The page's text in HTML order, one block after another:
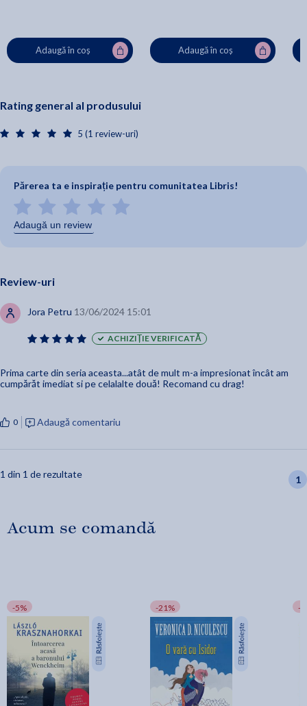
Adaugă în coș Adaugă în coș
Rating general al produsului
5 (1 review-uri)
Părerea ta e inspirație pentru comunitatea Libris!
Adaugă un review
Review-uri
Jora Petru 13/06/2024 15:01
ACHIZIȚIE VERIFICATĂ
Prima carte din seria aceasta...atât de mult m-a impresionat încât am
cumpărăt imediat si pe celalalte două! Recomand cu drag!
0 Adaugă comentariu
1 din 1 de rezultate 1
Acum se comandă
-5% -21% -